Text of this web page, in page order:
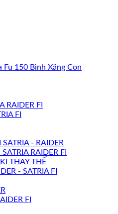
Fu 150 Bình Xăng Con
RAIDER FI
FI
- RAIDER
RAIDER FI
THAY THẾ
- SATRIA FI
FI